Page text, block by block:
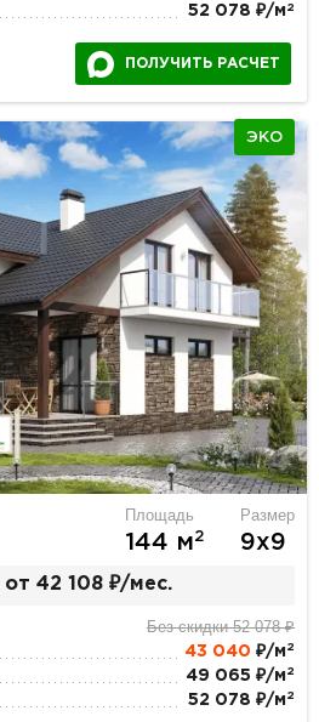
52 078 ₽/м 2
ПОЛУЧИТЬ РАСЧЕТ
ЭКО
Площадь
144 м2
Размер
9х9
от 42 108 ₽/мес.
Без скидки 52 078 ₽
43 040 ₽/м 2
49 065 ₽/м 2
52 078 ₽/м 2